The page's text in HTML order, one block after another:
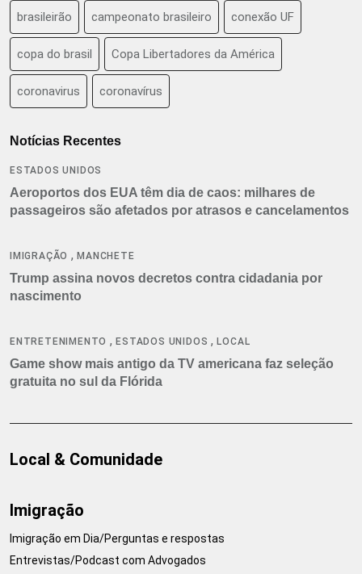
brasileirão campeonato brasileiro conexão UF
copa do brasil Copa Libertadores da América
coronavirus coronavírus
Notícias Recentes
ESTADOS UNIDOS
Aeroportos dos EUA têm dia de caos: milhares de
passageiros são afetados por atrasos e cancelamentos
IMIGRAÇÃO ,MANCHETE
Trump assina novos decretos contra cidadania por
nascimento
ENTRETENIMENTO ,ESTADOS UNIDOS ,LOCAL
Game show mais antigo da TV americana faz seleção
gratuita no sul da Flórida
Local & Comunidade
Imigração
Imigração em Dia/Perguntas e respostas
Entrevistas/Podcast com Advogados